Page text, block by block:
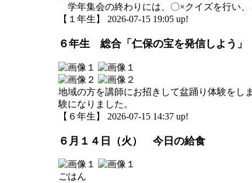
学年集会の終わりには、〇×クイズを行い、
【１年生】 2026-07-15 19:05 up!
６年生 総合「仁保の宝を発信しよう」
地域の方を講師にお招きして盆踊り体験をし
験になりました。
【６年生】 2026-07-15 14:37 up!
６月１４日（火） 今日の給食
ごはん